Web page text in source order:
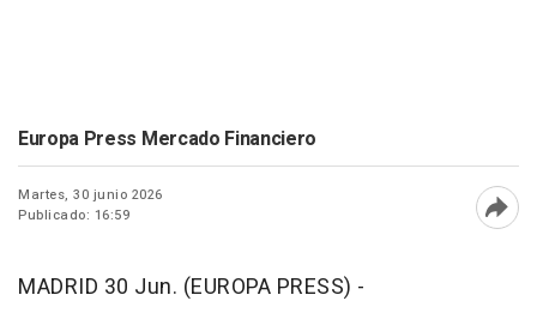
Europa Press Mercado Financiero
Martes, 30 junio 2026
Publicado: 16:59
MADRID 30 Jun. (EUROPA PRESS) -